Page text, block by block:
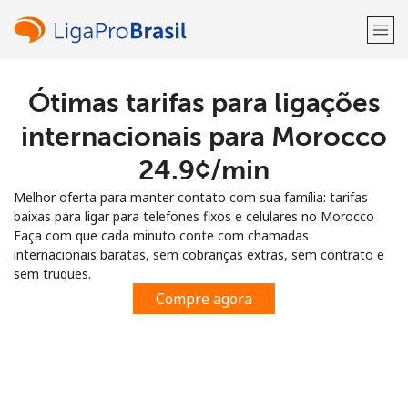
Bem-vindo(a)!
Já tem uma conta?
Entrar com
ou
Ótimas tarifas para ligações
internacionais para Morocco
⁦24.9¢⁩/min
Melhor oferta para manter contato com sua família: tarifas
baixas para ligar para telefones fixos e celulares no Morocco
Faça com que cada minuto conte com chamadas
internacionais baratas, sem cobranças extras, sem contrato e
sem truques.
Compre agora